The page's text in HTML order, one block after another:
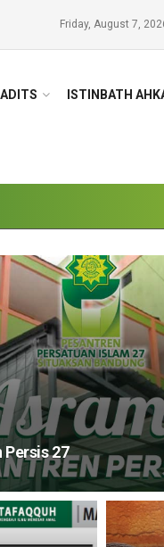
Friday, August 7,
ISTINBATH
Persis 27